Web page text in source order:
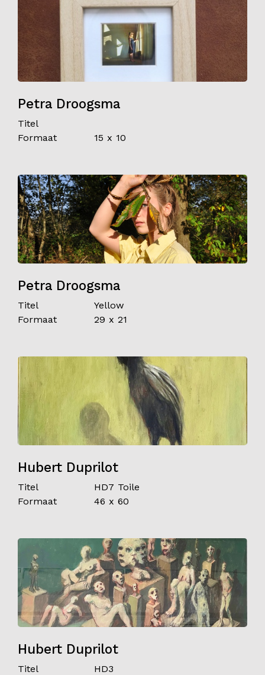
Petra Droogsma
Titel
Formaat
15 x 10
Petra Droogsma
Titel
Yellow
Formaat
29 x 21
Hubert Duprilot
Titel
HD7 Toile
Formaat
46 x 60
Hubert Duprilot
Titel
HD3